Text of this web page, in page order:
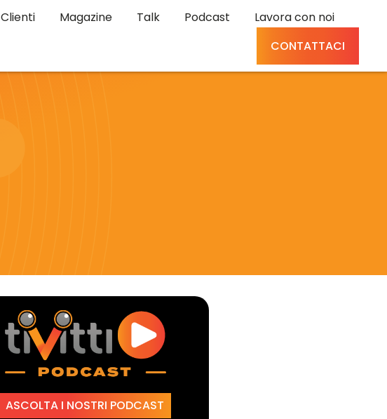
Clienti Magazine Talk Podcast
Lavora con noi
CONTATTACI
ASCOLTA I NOSTRI PODCAST